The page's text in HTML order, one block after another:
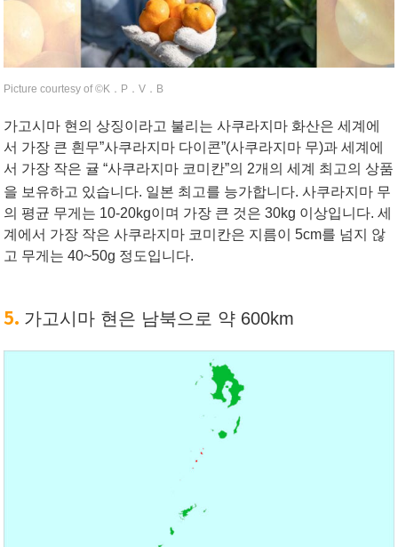
Picture courtesy of ©︎K．P．V．B
가고시마 현의 상징이라고 불리는 사쿠라지마 화산은 세계에
서 가장 큰 흰무”사쿠라지마 다이콘”(사쿠라지마 무)과 세계에
서 가장 작은 귤 “사쿠라지마 코미칸”의 2개의 세계 최고의 상품
을 보유하고 있습니다. 일본 최고를 능가합니다.사쿠라지마 무
의 평균 무게는 10-20kg이며 가장 큰 것은 30kg 이상입니다. 세
계에서 가장 작은 사쿠라지마 코미칸은 지름이 5cm를 넘지 않
고 무게는 40~50g 정도입니다.
5. 가고시마 현은 남북으로 약 600km